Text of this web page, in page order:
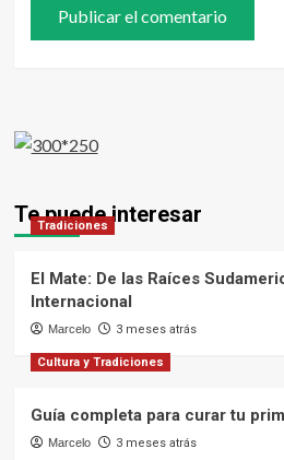
Te puede interesar
Tradiciones
El Mate: De las Raíces
Internacional
Marcelo 3 meses atrás
Cultura y Tradiciones
Guía completa para curar tu
Marcelo 3 meses atrás